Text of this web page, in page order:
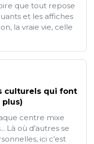
que tout repose
et les affiches
la vraie vie, celle
culturels qui font
centre mixe
Là où d’autres se
ici c’est